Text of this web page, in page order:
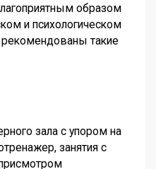
образом
и психологическом
рекомендованы такие
зала с упором на
занятия с